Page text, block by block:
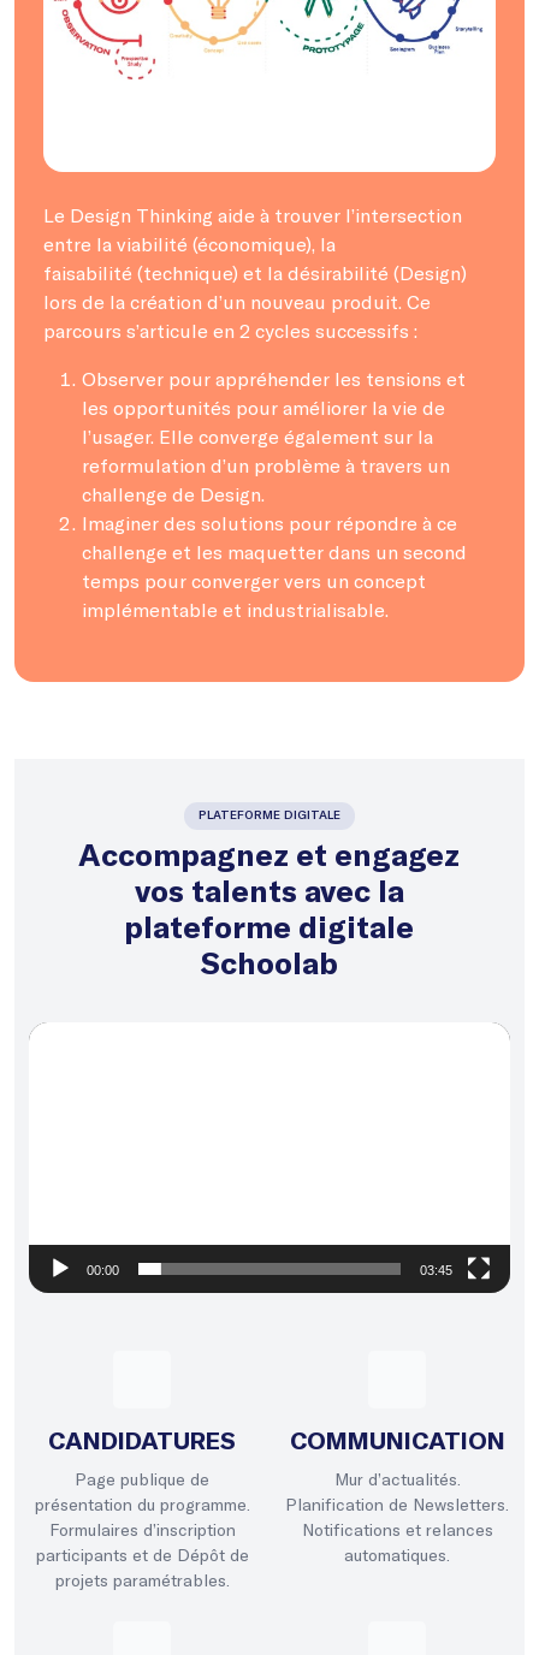
Le Design Thinking aide à trouver l’intersection
entre la viabilité (économique), la
faisabilité (technique) et la désirabilité (Design)
lors de la création d’un nouveau produit. Ce
parcours s’articule en 2 cycles successifs :
Observer pour appréhender les tensions et
les opportunités pour améliorer la vie de
l’usager. Elle converge également sur la
reformulation d’un problème à travers un
challenge de Design.
Imaginer des solutions pour répondre à ce
challenge et les maquetter dans un second
temps pour converger vers un concept
implémentable et industrialisable.
PLATEFORME DIGITALE
Accompagnez et engagez
vos talents avec la
plateforme digitale
Schoolab
00:00 03:45
CANDIDATURES
Page publique de
présentation du programme.
Formulaires d’inscription
participants et de Dépôt de
projets paramétrables.
COMMUNICATION
Mur d’actualités.
Planification de Newsletters.
Notifications et relances
automatiques.